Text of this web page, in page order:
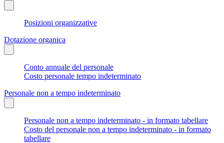
Posizioni organizzative
Dotazione organica
Conto annuale del personale
Costo personale tempo indeterminato
Personale non a tempo indeterminato
Personale non a tempo indeterminato - in formato tabellare
Costo del personale non a tempo indeterminato - in formato
tabellare